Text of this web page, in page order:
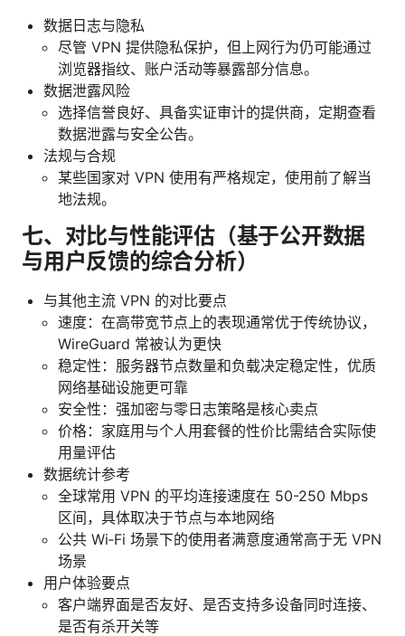
数据日志与隐私
尽管 VPN 提供隐私保护，但上网行为仍可能通过
浏览器指纹、账户活动等暴露部分信息。
数据泄露风险
选择信誉良好、具备实证审计的提供商，定期查看
数据泄露与安全公告。
法规与合规
某些国家对 VPN 使用有严格规定，使用前了解当
地法规。
七、对比与性能评估（基于公开数据
与用户反馈的综合分析）
与其他主流 VPN 的对比要点
速度：在高带宽节点上的表现通常优于传统协议，
WireGuard 常被认为更快
稳定性：服务器节点数量和负载决定稳定性，优质
网络基础设施更可靠
安全性：强加密与零日志策略是核心卖点
价格：家庭用与个人用套餐的性价比需结合实际使
用量评估
数据统计参考
全球常用 VPN 的平均连接速度在 50-250 Mbps
区间，具体取决于节点与本地网络
公共 Wi‑Fi 场景下的使用者满意度通常高于无 VPN
场景
用户体验要点
客户端界面是否友好、是否支持多设备同时连接、
是否有杀开关等